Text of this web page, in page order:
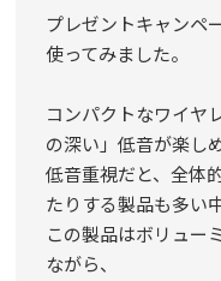
プレゼントキャンペ
使ってみました。
コンパクトなワイヤ
の深い」低音が楽し
低音重視だと、全体
たりする製品も多い中
この製品はボリュー
ながら、